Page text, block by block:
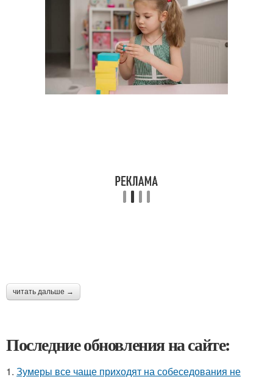
читать дальше →
Последние обновления на сайте:
1. Зумеры все чаще приходят на собеседования не